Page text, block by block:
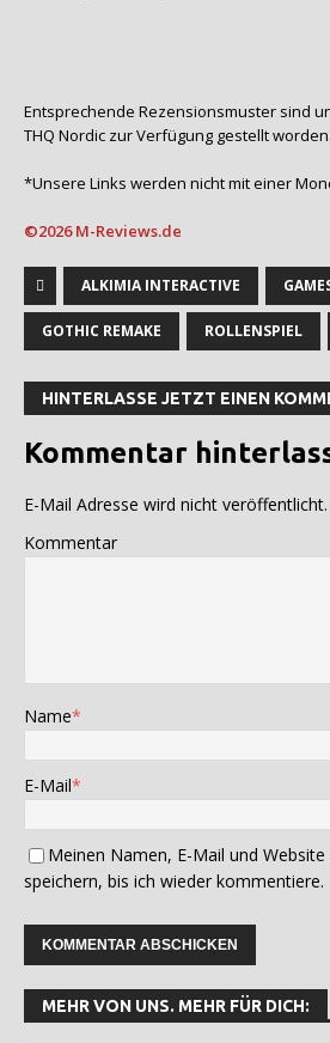
Entsprechende Rezensionsmuster sind
THQ Nordic zur Verfügung gestellt worden.
*Unsere Links werden nicht mit einer
©2026 M-Reviews.de
ALKIMIA INTERACTIVE
GOTHIC REMAKE ROLLENSPIEL
HINTERLASSE JETZT EINEN
Kommentar
E-Mail Adresse wird nicht veröffentlicht.
Kommentar
Name*
E-Mail*
Meinen Namen, E-Mail und
speichern, bis ich wieder kommentiere.
t
MEHR VON UNS. MEHR FÜR DICH: